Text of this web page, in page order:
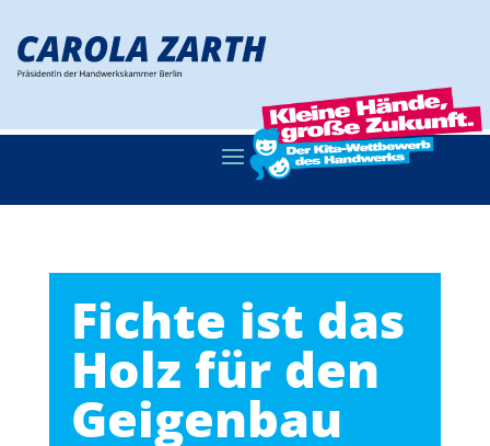
Fichte ist das
Holz für den
Geigenbau